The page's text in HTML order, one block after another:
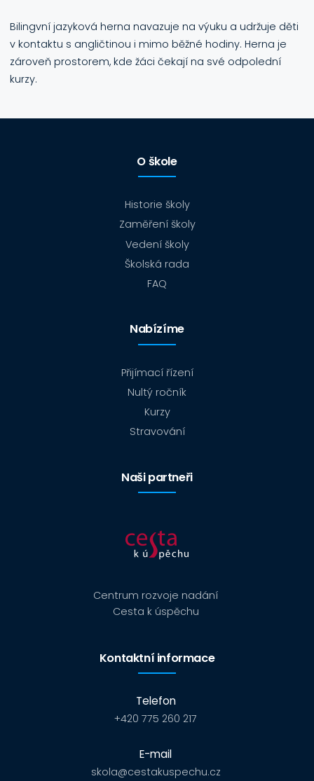
Bilingvní jazyková herna navazuje na výuku a udržuje děti
v kontaktu s angličtinou i mimo běžné hodiny. Herna je
zároveň prostorem, kde žáci čekají na své odpolední
kurzy.
O škole
Historie školy
Zaměření školy
Vedení školy
Školská rada
FAQ
Nabízíme
Přijímací řízení
Nultý ročník
Kurzy
Stravování
Naši partneři
Centrum rozvoje nadání
Cesta k úspěchu
Kontaktní informace
Telefon
+420 775 260 217
E-mail
skola@cestakuspechu.cz